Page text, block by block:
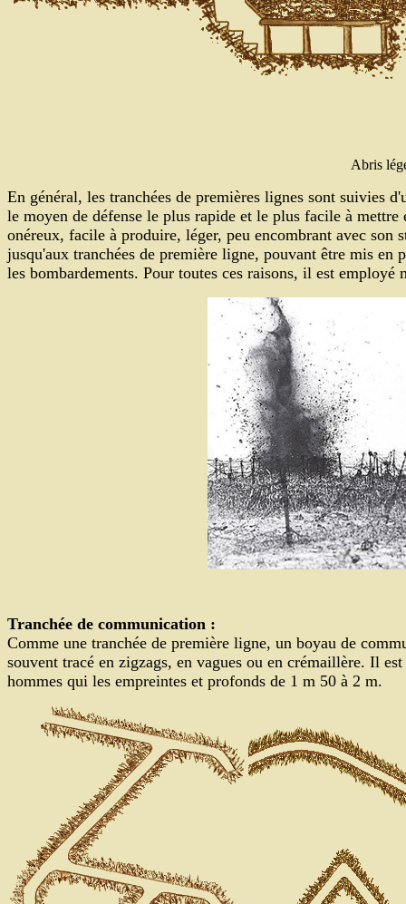
Abris
En général, les tranchées de premières lignes sont suivies
le moyen de défense le plus rapide et le plus facile à
onéreux, facile à produire, léger, peu encombrant avec son
jusqu'aux tranchées de première ligne, pouvant être mis
les bombardements. Pour toutes ces raisons, il est employé
Tranchée de communication :
Comme une tranchée de première ligne, un boyau de
souvent tracé en zigzags, en vagues ou en crémaillère. Il
hommes qui les empreintes et profonds de 1 m 50 à 2 m.